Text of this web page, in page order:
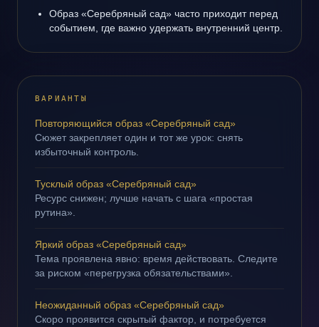
Образ «Серебряный сад» часто приходит перед
событием, где важно удержать внутренний центр.
ВАРИАНТЫ
Повторяющийся образ «Серебряный сад»
Сюжет закрепляет один и тот же урок: снять
избыточный контроль.
Тусклый образ «Серебряный сад»
Ресурс снижен; лучше начать с шага «простая
рутина».
Яркий образ «Серебряный сад»
Тема проявлена явно: время действовать. Следите
за риском «перегрузка обязательствами».
Неожиданный образ «Серебряный сад»
Скоро проявится скрытый фактор, и потребуется